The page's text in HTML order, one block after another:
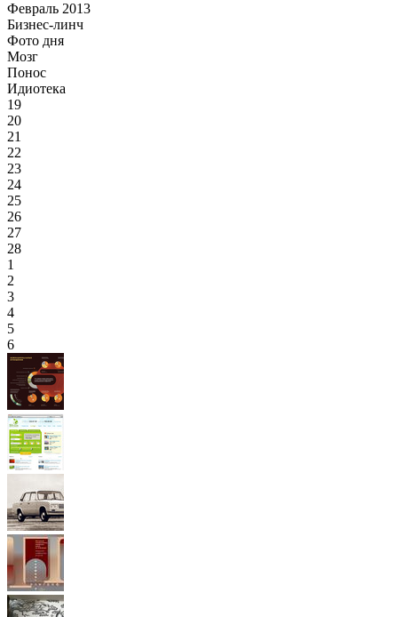
Февраль 2013
Бизнес-линч
Фото дня
Мозг
Понос
Идиотека
19
20
21
22
23
24
25
26
27
28
1
2
3
4
5
6